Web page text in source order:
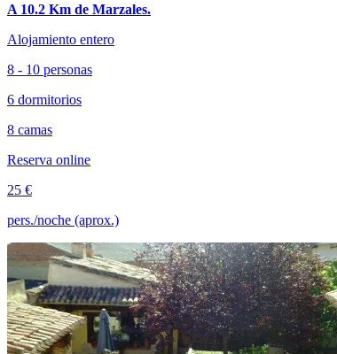
A 10.2 Km de Marzales.
Alojamiento entero
8 - 10 personas
6 dormitorios
8 camas
Reserva online
25 €
pers./noche (aprox.)